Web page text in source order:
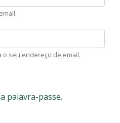
o seu endereço de email.
palavra-passe.